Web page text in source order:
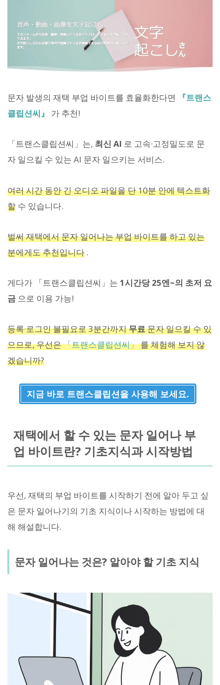
문자 발생의 재택 부업 바이트를 효율화한다면
『트랜스
클립션씨』
가 추천!
「트랜스클립션씨」는, 최신 AI 로 고속·고정밀도로 문
자 일으킬 수 있는 AI 문자 일으키는 서비스.
여러 시간 동안 긴 오디오 파일을 단 10분 안에 텍스트화
할 수 있습니다.
벌써 재택에서 문자 일어나는 부업 바이트를 하고 있는
분에게도 추천입니다 .
게다가 「트랜스클립션씨」는 1시간당 25엔~의 초저 요
금 으로 이용 가능!
등록·로그인 불필요로 3분간까지무료문자 일으킬 수 있
으므로, 우선은「트랜스클립션씨」를 체험해 보지 않
겠습니까?
지금 바로 트랜스클립션을 사용해 보세요.
재택에서 할 수 있는 문자 일어나 부
업 바이트란? 기초지식과 시작방법
우선, 재택의 부업 바이트를 시작하기 전에 알아 두고 싶
은 문자 일어나기의 기초 지식이나 시작하는 방법에 대
해 해설합니다.
문자 일어나는 것은? 알아야 할 기초 지식